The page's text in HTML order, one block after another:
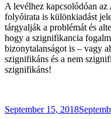
A levélhez kapcsolódóan
folyóirata is különkiadást
tárgyalják a problémát és
hogy a szignifikancia
bizonytalanságot is – vagy
szignifikáns és a nem
szignifikáns!
Posted
September 15, 2018